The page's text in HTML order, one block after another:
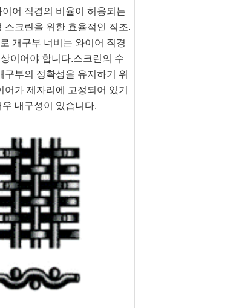
이어 직경의 비율이 허용되는
스크린을 위한 효율적인 직조.
개구부 너비는 와이어 직경
이어야 합니다.스크린의 수
구부의 정확성을 유지하기 위
어가 제자리에 고정되어 있기
내구성이 있습니다.